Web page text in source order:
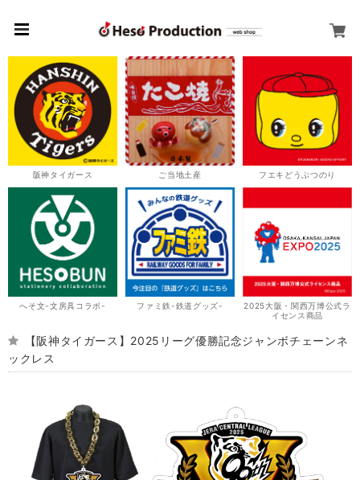
阪神タイガース ご当地土産 フエキどうぶつのり
へそ文-文房具コラボ- ファミ鉄-鉄道グッズ-
2025大阪・関西万博公式ラ
イセンス商品
【阪神タイガース】2025リーグ優勝記念ジャンボチェーンネ
ックレス